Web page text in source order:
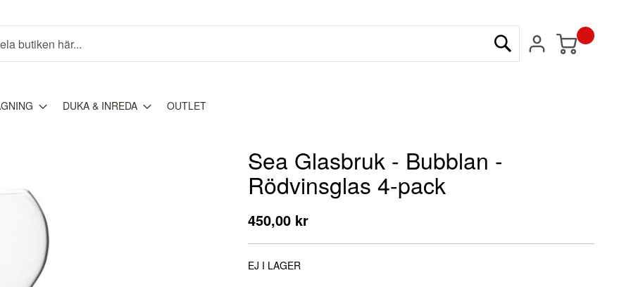
Min kundvagn
DUKA & INREDA OUTLET
Sea Glasbruk - Bubblan -
Rödvinsglas 4-pack
450,00 kr
EJ I LAGER